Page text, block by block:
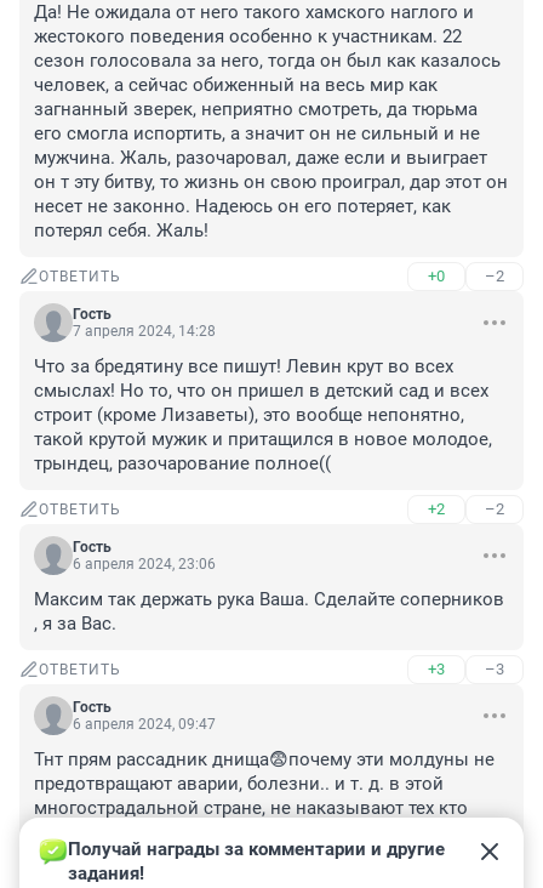
Да! Не ожидала от него такого хамского наглого и
жестокого поведения особенно к участникам. 22
сезон голосовала за него, тогда он был как казалось
человек, а сейчас обиженный на весь мир как
загнанный зверек, неприятно смотреть, да тюрьма
его смогла испортить, а значит он не сильный и не
мужчина. Жаль, разочаровал, даже если и выиграет
он т эту битву, то жизнь он свою проиграл, дар этот он
несет не законно. Надеюсь он его потеряет, как
потерял себя. Жаль!
ОТВЕТИТЬ +0 –2
Гость
7 апреля 2024, 14:28
Что за бредятину все пишут! Левин крут во всех
смыслах! Но то, что он пришел в детский сад и всех
строит (кроме Лизаветы), это вообще непонятно,
такой крутой мужик и притащился в новое молодое,
трындец, разочарование полное((
ОТВЕТИТЬ +2 –2
Гость
6 апреля 2024, 23:06
Максим так держать рука Ваша. Сделайте соперников
, я за Вас.
ОТВЕТИТЬ +3 –3
Гость
6 апреля 2024, 09:47
Тнт прям рассадник днища😨почему эти молдуны не
предотвращают аварии, болезни.. и т. д. в этой
многострадальной стране, не наказывают тех кто
травит химозными продуктами, уходит из зала суда
безнаказанным за гибели людей на дорогах, в
Получай награды за комментарии и другие
задания!